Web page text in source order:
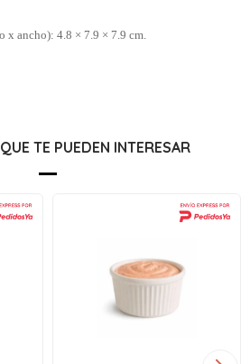
x ancho): 4.8 × 7.9 × 7.9 cm.
TE PUEDEN INTERESAR